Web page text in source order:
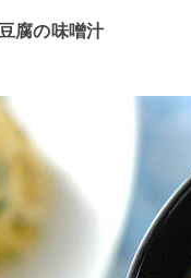
腐の味噌汁